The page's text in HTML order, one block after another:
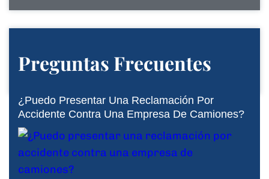
Preguntas Frecuentes
¿Puedo Presentar Una Reclamación Por
Accidente Contra Una Empresa De Camiones?